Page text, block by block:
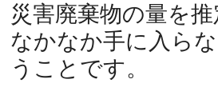
災害廃棄物の量を
なかなか手に入ら
うことです。